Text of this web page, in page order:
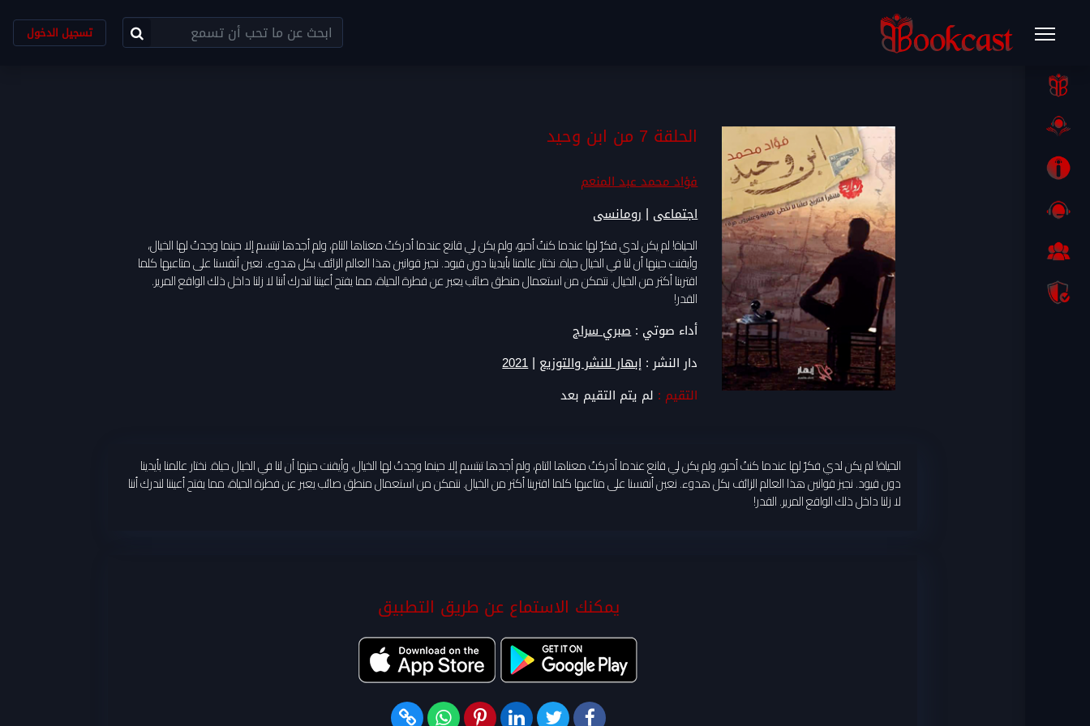
تسجيل الدخول
الحلقة 7 من ابن وحيد
فؤاد محمد عبد المنعم
اجتماعى |رومانسى
الحياة! لم يكن لدي فكرٌ لها عندما كنتُ أحبو، ولم يكن لي قانع عندما أدركتُ معناها التام، ولم أجدها تبتسم إلا حينما وجدتُ لها الخيال،
وأيقنت حينها أن لنا في الخيال حياة. نختار عالمنا بأيدينا دون قيود. نجيز قوانين هذا العالم الزائف بكل هدوء. نعين أنفسنا على متاعبها كلما
اقتربنا أكثر من الخيال. نتمكن من استعمال منطق صائب يعبر عن فطرة الحياة، مما يفتح أعيننا لندرك أننا لا زلنا داخل ذلك الواقع المرير.
القدر!
أداء صوتي :صبري سراج
دار النشر : إبهار للنشر والتوزيع |
2021
التقيم : لم يتم التقيم بعد
الحياة! لم يكن لدي فكرٌ لها عندما كنتُ أحبو، ولم يكن لي قانع عندما أدركتُ معناها التام، ولم أجدها تبتسم إلا حينما وجدتُ لها الخيال، وأيقنت حينها أن لنا في الخيال حياة. نختار عالمنا بأيدينا
دون قيود. نجيز قوانين هذا العالم الزائف بكل هدوء. نعين أنفسنا على متاعبها كلما اقتربنا أكثر من الخيال. نتمكن من استعمال منطق صائب يعبر عن فطرة الحياة، مما يفتح أعيننا لندرك أننا
لا زلنا داخل ذلك الواقع المرير. القدر!
يمكنك الاستماع عن طريق التطبيق